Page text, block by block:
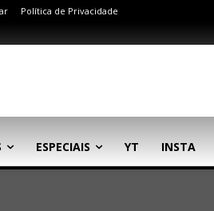
Política de Privacidade
ESPECIAIS YT INSTA